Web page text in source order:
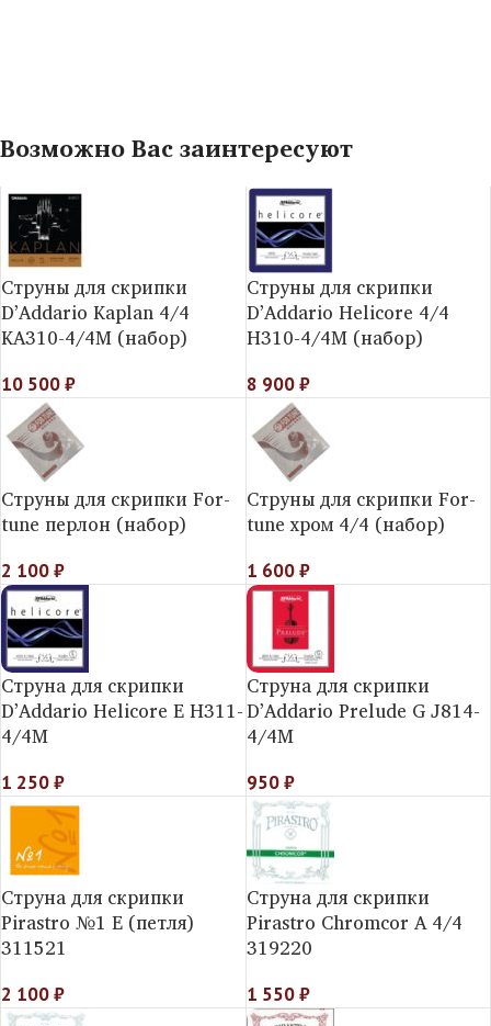
Возможно Вас заинтересуют
Струны для скрипки
D’Addario Kaplan 4/4
KA310-4/4M (набор)
10 500₽
Струны для скрипки
D’Addario Helicorе 4/4
H310-4/4M (набор)
8 900₽
Струны для скрипки For-
tune перлон (набор)
2 100₽
Струны для скрипки For-
tune хром 4/4 (набор)
1 600₽
Струна для скрипки
D’Addario Helicore E H311-
4/4M
1 250₽
Струна для скрипки
D’Addario Prelude G J814-
4/4M
950₽
Струна для скрипки
Pirastro №1 E (петля)
311521
2 100₽
Струна для скрипки
Pirastro Chromcor A 4/4
319220
1 550₽